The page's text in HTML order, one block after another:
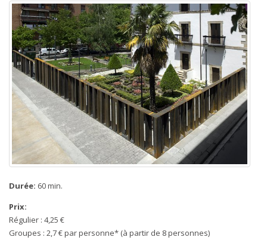
Durée: 60 min.
Prix:
Régulier : 4,25 €
Groupes : 2,7 € par personne* (à partir de 8 personnes)